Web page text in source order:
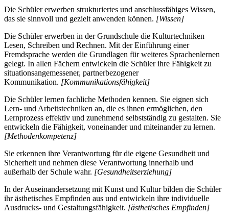
Die Schüler erwerben strukturiertes und anschlussfähiges Wissen,
das sie sinnvoll und gezielt anwenden können. [Wissen]
Die Schüler erwerben in der Grundschule die Kulturtechniken
Lesen, Schreiben und Rechnen. Mit der Einführung einer
Fremdsprache werden die Grundlagen für weiteres Sprachenlernen
gelegt. In allen Fächern entwickeln die Schüler ihre Fähigkeit zu
situationsangemessener, partnerbezogener
Kommunikation. [Kommunikationsfähigkeit]
Die Schüler lernen fachliche Methoden kennen. Sie eignen sich
Lern- und Arbeitstechniken an, die es ihnen ermöglichen, den
Lernprozess effektiv und zunehmend selbstständig zu gestalten. Sie
entwickeln die Fähigkeit, voneinander und miteinander zu lernen.
[Methodenkompetenz]
Sie erkennen ihre Verantwortung für die eigene Gesundheit und
Sicherheit und nehmen diese Verantwortung innerhalb und
außerhalb der Schule wahr. [Gesundheitserziehung]
In der Auseinandersetzung mit Kunst und Kultur bilden die Schüler
ihr ästhetisches Empfinden aus und entwickeln ihre individuelle
Ausdrucks- und Gestaltungsfähigkeit. [ästhetisches Empfinden]